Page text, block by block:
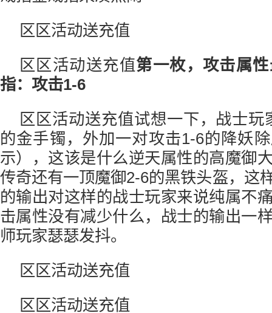
区区活动送充值
区区活动送充值第一枚，攻击属
指：攻击1-6
区区活动送充值试想一下，战士玩
的金手镯，外加一对攻击1-6的降妖
示），这该是什么逆天属性的高魔御
传奇还有一顶魔御2-6的黑铁头盔，这
的输出对这样的战士玩家来说纯属不
击属性没有减少什么，战士的输出一
师玩家瑟瑟发抖。
区区活动送充值
区区活动送充值